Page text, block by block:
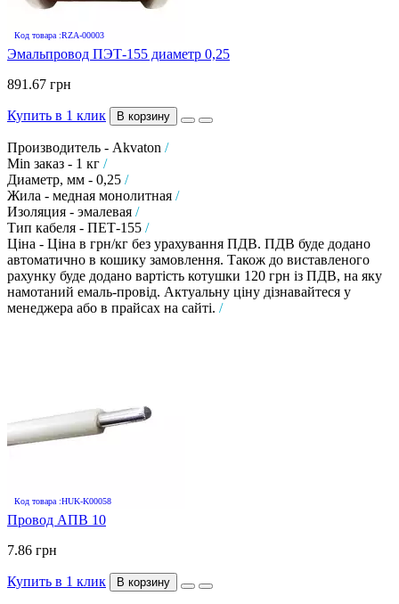
Код товара :RZA-00003
Эмальпровод ПЭТ-155 диаметр 0,25
891.67 грн
Купить в 1 клик В корзину
Производитель - Akvaton /
Min заказ - 1 кг /
Диаметр, мм - 0,25 /
Жила - медная монолитная /
Изоляция - эмалевая /
Тип кабеля - ПЕТ-155 /
Ціна - Ціна в грн/кг без урахування ПДВ. ПДВ буде додано
автоматично в кошику замовлення. Також до виставленого
рахунку буде додано вартість котушки 120 грн із ПДВ, на яку
намотаний емаль-провід. Актуальну ціну дізнавайтеся у
менеджера або в прайсах на сайті. /
Код товара :HUK-K00058
Провод АПВ 10
7.86 грн
Купить в 1 клик В корзину